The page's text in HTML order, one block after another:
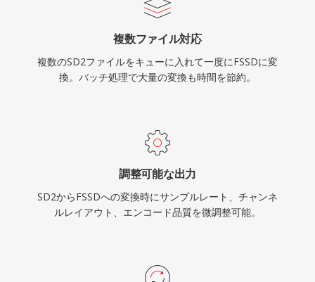
複数ファイル対応
複数のSD2ファイルをキューに入れて一度にFSSDに変
換。バッチ処理で大量の変換も時間を節約。
調整可能な出力
SD2からFSSDへの変換時にサンプルレート、チャンネ
ルレイアウト、エンコード品質を微調整可能。